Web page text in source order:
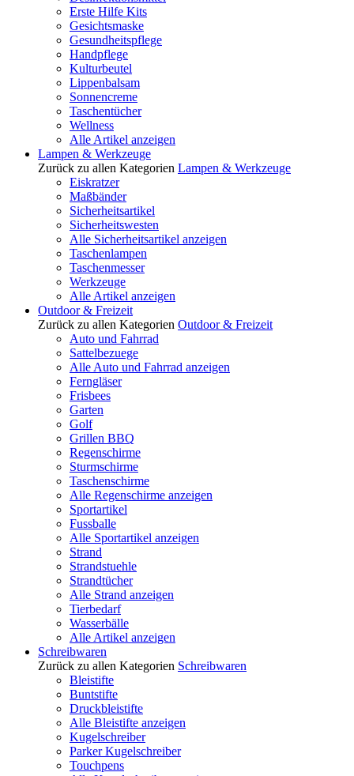
Erste Hilfe Kits
Gesichtsmaske
Gesundheitspflege
Handpflege
Kulturbeutel
Lippenbalsam
Sonnencreme
Taschentücher
Wellness
Alle Artikel anzeigen
Lampen & Werkzeuge
Zurück zu allen Kategorien Lampen & Werkzeuge
Eiskratzer
Maßbänder
Sicherheitsartikel
Sicherheitswesten
Alle Sicherheitsartikel anzeigen
Taschenlampen
Taschenmesser
Werkzeuge
Alle Artikel anzeigen
Outdoor & Freizeit
Zurück zu allen Kategorien Outdoor & Freizeit
Auto und Fahrrad
Sattelbezuege
Alle Auto und Fahrrad anzeigen
Ferngläser
Frisbees
Garten
Golf
Grillen BBQ
Regenschirme
Sturmschirme
Taschenschirme
Alle Regenschirme anzeigen
Sportartikel
Fussballe
Alle Sportartikel anzeigen
Strand
Strandstuehle
Strandtücher
Alle Strand anzeigen
Tierbedarf
Wasserbälle
Alle Artikel anzeigen
Schreibwaren
Zurück zu allen Kategorien Schreibwaren
Bleistifte
Buntstifte
Druckbleistifte
Alle Bleistifte anzeigen
Kugelschreiber
Parker Kugelschreiber
Touchpens